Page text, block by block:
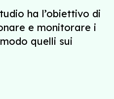
ha l’obiettivo di
e monitorare i
quelli sui